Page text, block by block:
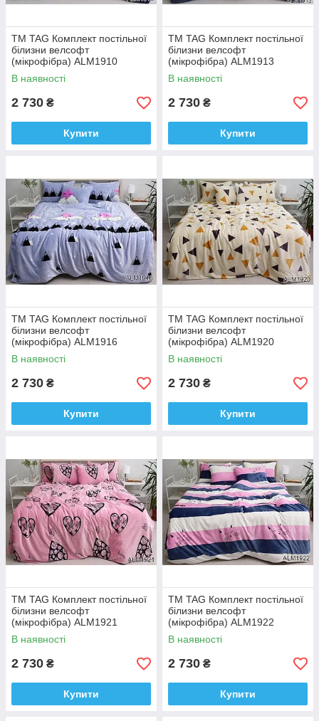
ТМ TAG Комплект постільної
білизни велсофт
(мікрофібра) ALM1910
В наявності
2 730 ₴
Купити
ТМ TAG Комплект постільної
білизни велсофт
(мікрофібра) ALM1913
В наявності
2 730 ₴
Купити
ТМ TAG Комплект постільної
білизни велсофт
(мікрофібра) ALM1916
В наявності
2 730 ₴
Купити
ТМ TAG Комплект постільної
білизни велсофт
(мікрофібра) ALM1920
В наявності
2 730 ₴
Купити
ТМ TAG Комплект постільної
білизни велсофт
(мікрофібра) ALM1921
В наявності
2 730 ₴
Купити
ТМ TAG Комплект постільної
білизни велсофт
(мікрофібра) ALM1922
В наявності
2 730 ₴
Купити